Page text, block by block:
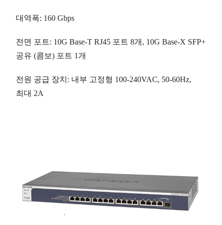
대역폭: 160 Gbps
전면 포트: 10G Base-T RJ45 포트 8개 , 10G Base-X SFP+
공유 (콤보) 포트 1개
전원 공급 장치 : 내부 고정형 100-240VAC, 50-60Hz,
최대 2A